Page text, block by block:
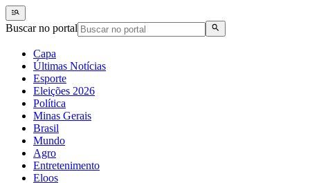
Buscar no portal
Capa
Últimas Notícias
Esporte
Eleições 2026
Política
Minas Gerais
Brasil
Mundo
Agro
Entretenimento
Eloos